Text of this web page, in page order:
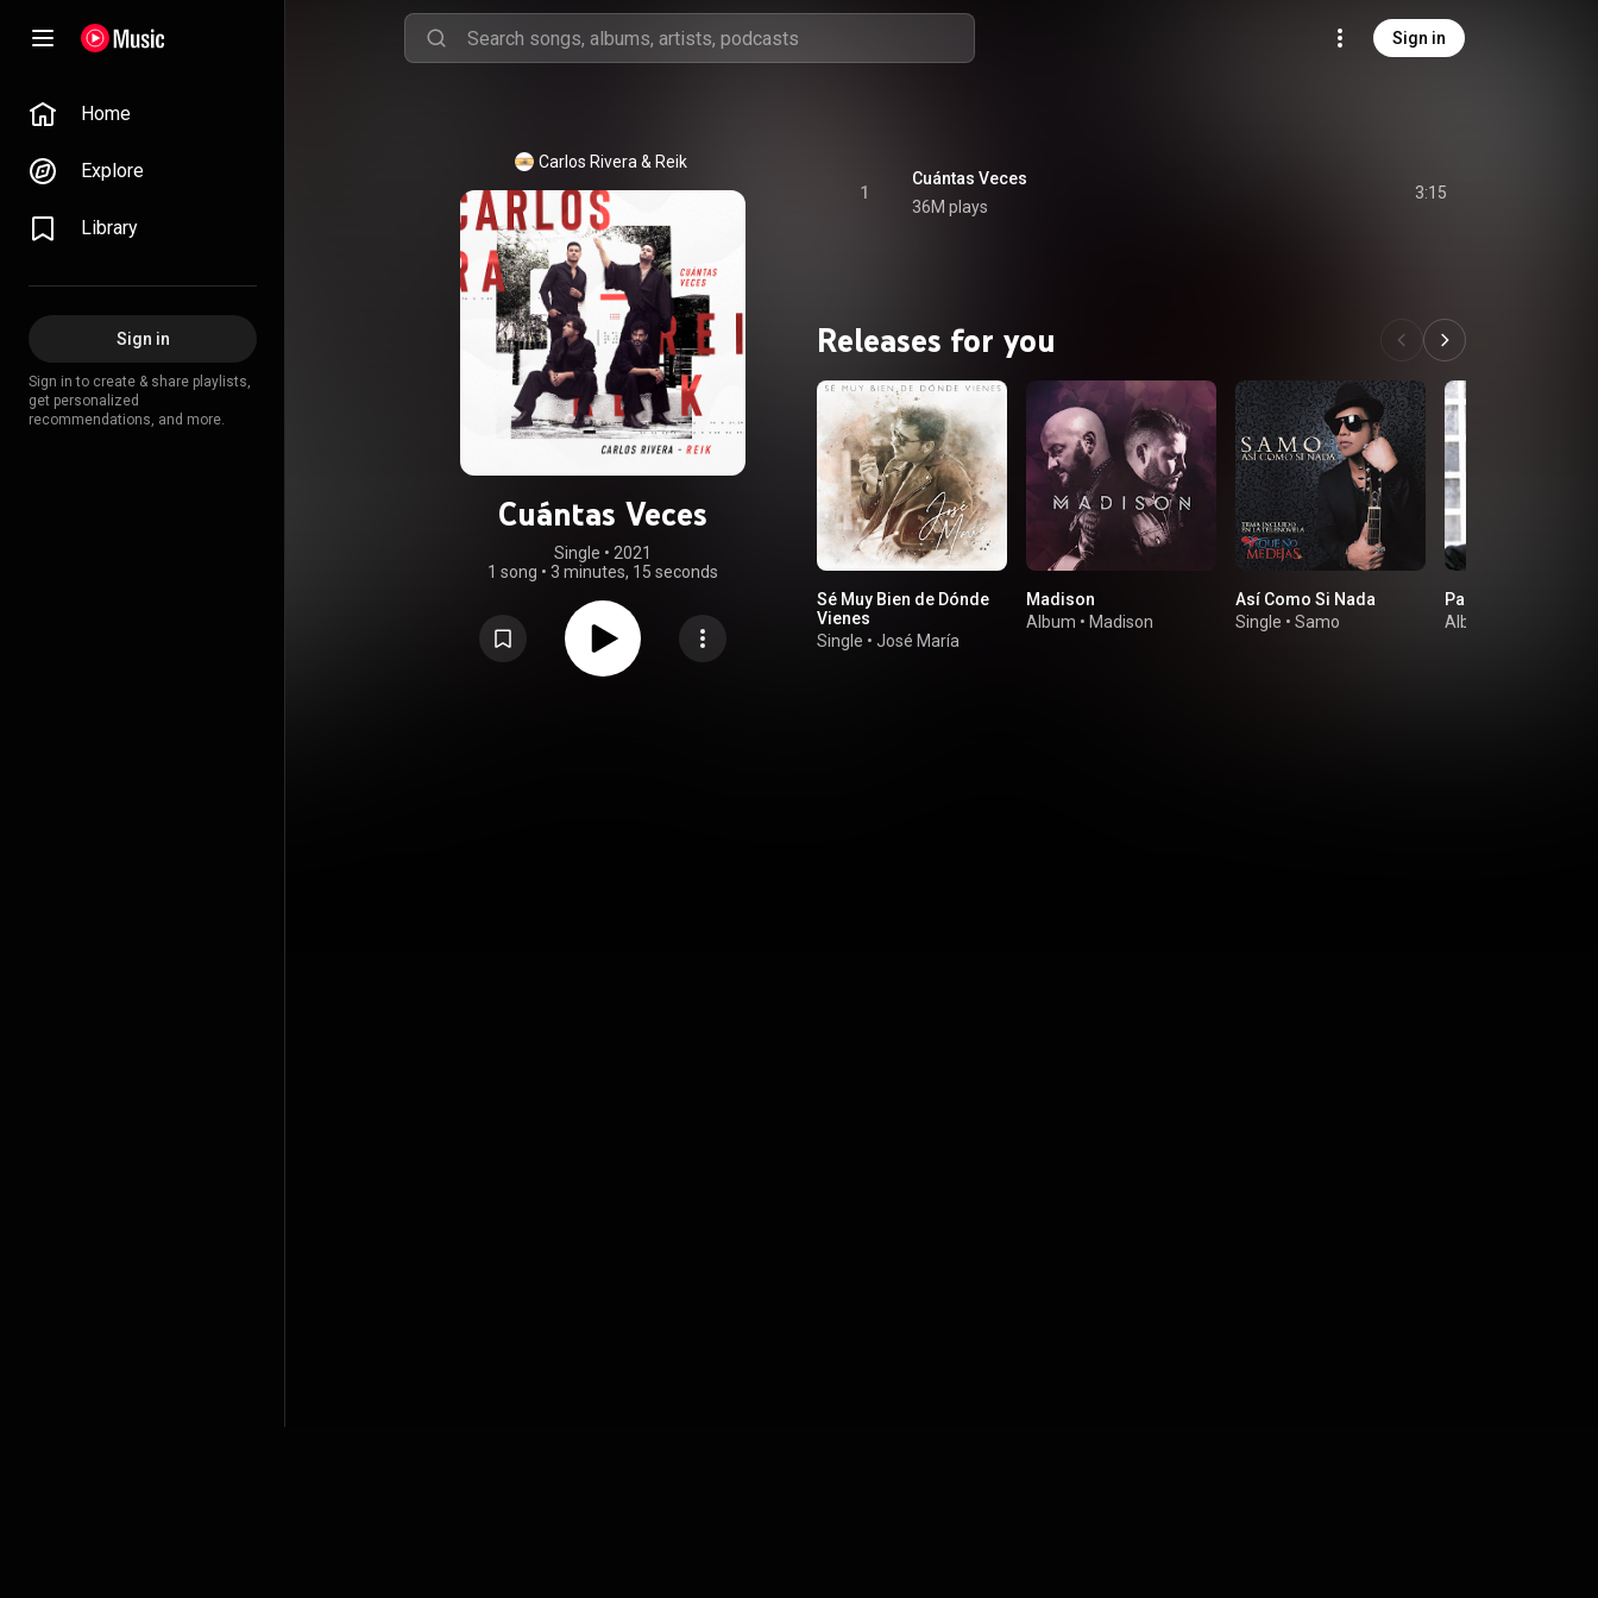
Sign in
Home
Explore
Library
Sign in
Sign in to create & share playlists,
get personalized
recommendations, and more.
Carlos Rivera & Reik
Cuántas Veces
Single • 2021
1 song • 3 minutes, 15 seconds
1
Cuántas Veces
36M plays
3:15
Releases for you
Sé Muy Bien de Dónde
Vienes
Single • José María
Madison
Album • Madison
Así Como Si Nada
Single • Samo
Pablo Alboran
Album